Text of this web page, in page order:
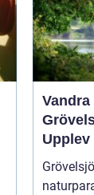
Vandra
toppnivå